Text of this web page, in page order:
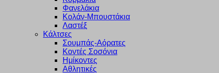
Φανελάκια
Κολάν-Μπουστάκια
Λαστέξ
Κάλτσες
Σουμπάς-Αόρατες
Κοντές Σοσόνια
Ημίκοντες
Αθλητικές